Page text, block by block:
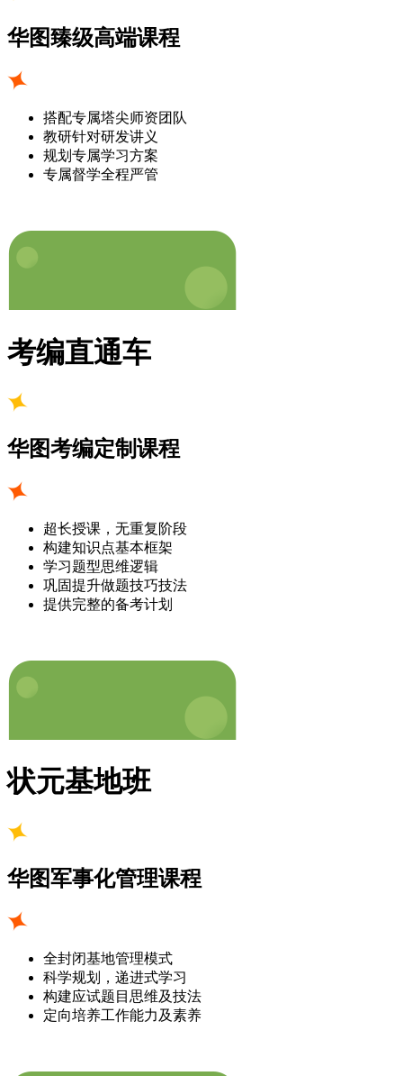
华图臻级高端课程
搭配专属塔尖师资团队
教研针对研发讲义
规划专属学习方案
专属督学全程严管
考编直通车
华图考编定制课程
超长授课，无重复阶段
构建知识点基本框架
学习题型思维逻辑
巩固提升做题技巧技法
提供完整的备考计划
状元基地班
华图军事化管理课程
全封闭基地管理模式
科学规划，递进式学习
构建应试题目思维及技法
定向培养工作能力及素养